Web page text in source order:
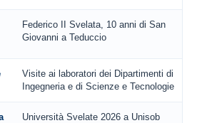
Federico II Svelata, 10 anni di San
Giovanni a Teduccio
Visite ai laboratori dei Dipartimenti di
Ingegneria e di Scienze e Tecnologie
Università Svelate 2026 a Unisob